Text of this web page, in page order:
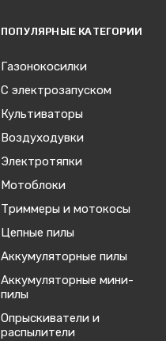
ПОПУЛЯРНЫЕ КАТЕГОРИИ
Газонокосилки
С электрозапуском
Культиваторы
Воздуходувки
Электротяпки
Мотоблоки
Триммеры и мотокосы
Цепные пилы
Аккумуляторные пилы
Аккумуляторные мини-
пилы
Опрыскиватели и
распылители